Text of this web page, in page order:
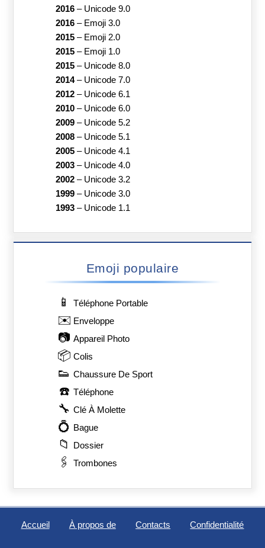
2016– Unicode 9.0
2016– Emoji 3.0
2015– Emoji 2.0
2015– Emoji 1.0
2015– Unicode 8.0
2014– Unicode 7.0
2012– Unicode 6.1
2010– Unicode 6.0
2009– Unicode 5.2
2008– Unicode 5.1
2005– Unicode 4.1
2003– Unicode 4.0
2002– Unicode 3.2
1999– Unicode 3.0
1993– Unicode 1.1
Emoji populaire
📱 Téléphone Portable
✉️ Enveloppe
📷 Appareil Photo
📦 Colis
👟 Chaussure De Sport
☎️ Téléphone
🔧 Clé À Molette
💍 Bague
📁 Dossier
🖇️ Trombones
Accueil À propos de Contacts Confidentialité